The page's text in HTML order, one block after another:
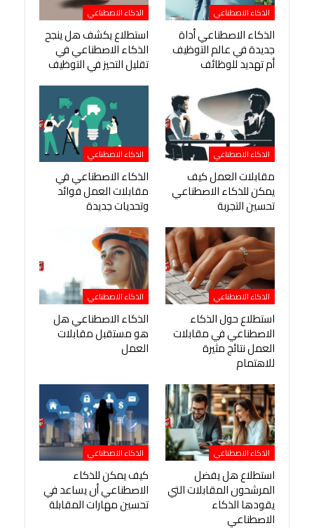
الذكاء الاصطناعي
الذكاء الاصطناعي أداة
جديدة في عالم التوظيف
أم تهديد للوظائف
الذكاء الاصطناعي
استطلاع يكشف هل ينجح
الذكاء الاصطناعي في
تقليل التحيز في التوظيف
الذكاء الاصطناعي
مقابلات العمل كيف
يمكن للذكاء الاصطناعي
تحسين التجربة
الذكاء الاصطناعي
الذكاء الاصطناعي في
مقابلات العمل فوائد
وتحديات جديدة
الذكاء الاصطناعي
استطلاع حول الذكاء
الاصطناعي في مقابلات
العمل نتائج مثيرة
للاهتمام
الذكاء الاصطناعي
الذكاء الاصطناعي هل
هو مستقبل مقابلات
العمل
الذكاء الاصطناعي
استطلاع هل يفضل
المرشحون المقابلات التي
يقودها الذكاء
الاصطناعي
الذكاء الاصطناعي
كيف يمكن للذكاء
الاصطناعي أن يساعد في
تحسين مهارات المقابلة